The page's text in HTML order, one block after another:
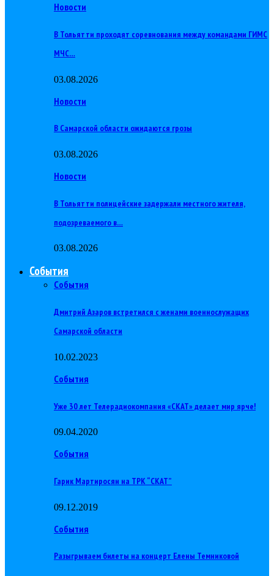
Новости
В Тольятти проходят соревнования между командами ГИМС
МЧС…
03.08.2026
Новости
В Самарской области ожидаются грозы
03.08.2026
Новости
В Тольятти полицейские задержали местного жителя,
подозреваемого в…
03.08.2026
События
События
Дмитрий Азаров встретился с женами военнослужащих
Самарской области
10.02.2023
События
Уже 30 лет Телерадиокомпания «СКАТ» делает мир ярче!
09.04.2020
События
Гарик Мартиросян на ТРК “СКАТ”
09.12.2019
События
Разыгрываем билеты на концерт Елены Темниковой